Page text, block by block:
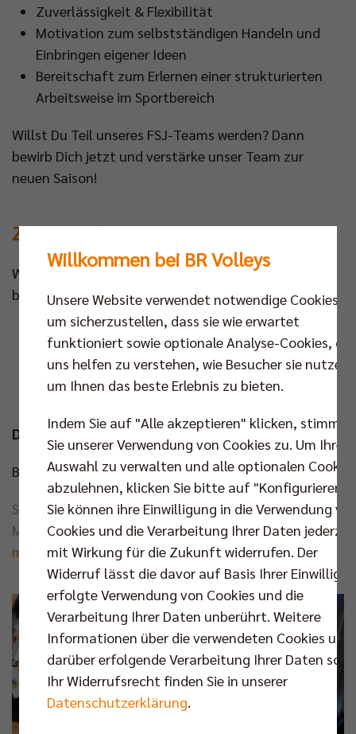
Zuverlässigkeit & Flexibilität
Motivation zum selbstständigen Handeln und
Einbringen eigener Ideen
Bereitschaft zum Erlernen einer strukturierten
Arbeitsweise im Sportbereich
Willst Du Teil unseres FSJ-Teams werden? Dann
bewirb Dich jetzt und verstärke unser Team zur
neuen Saison!
Zur Bewerbung
Wenn Du Interesse an einem FSJ bei uns hast,
benötigen wir folgende Daten von Dir:
Sportlicher Lebenslauf
Schulischer Lebenslauf
Zeugnis
Motivationsschreiben mit Interessen
DIE BEWERBUNGSFRIST ENDET AM 30. APRIL 2026.
Bei Fragen kannst du dich gerne bei uns melden:
SCC JUNIORS Nachwuchs-Organisator
Marc Prewitz
marc.prewitz@scc-juniors.de
Willkommen bei BR Volleys
Unsere Website verwendet notwendige Cookies,
um sicherzustellen, dass sie wie erwartet
funktioniert sowie optionale Analyse-Cookies, die
uns helfen zu verstehen, wie Besucher sie nutzen,
um Ihnen das beste Erlebnis zu bieten.
Indem Sie auf "Alle akzeptieren" klicken, stimmen
Sie unserer Verwendung von Cookies zu. Um Ihre
Auswahl zu verwalten und alle optionalen Cookies
abzulehnen, klicken Sie bitte auf "Konfigurieren".
Sie können ihre Einwilligung in die Verwendung
Cookies und die Verarbeitung Ihrer Daten
mit Wirkung für die Zukunft widerrufen. Der
Widerruf lässt die davor auf Basis Ihrer
erfolgte Verwendung von Cookies und die
Verarbeitung Ihrer Daten unberührt. Weitere
Informationen über die verwendeten Cookies und
darüber erfolgende Verarbeitung Ihrer Daten
Ihr Widerrufsrecht finden Sie in unserer
Datenschutzerklärung.